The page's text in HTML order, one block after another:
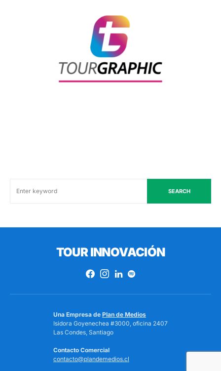
SEARCH
TOUR INNOVACIÓN
Una Empresa de Plan de Medios
Isidora Goyenechea #3000, oficina 2407
Las Condes, Santiago
Contacto Comercial
contacto@plandemedios.cl